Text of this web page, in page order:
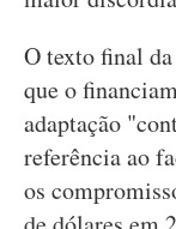
O texto final
que o
adaptação
referência ao
os